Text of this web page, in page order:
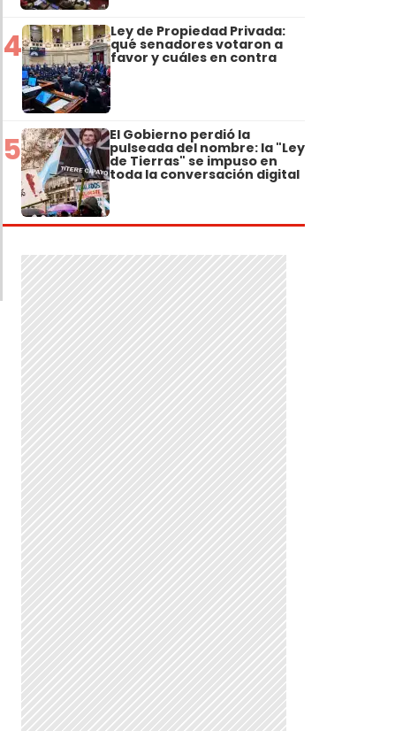
4 Ley de Propiedad Privada:
qué senadores votaron a
favor y cuáles en contra
5 El Gobierno perdió la
pulseada del nombre: la "Ley
de Tierras" se impuso en
toda la conversación digital